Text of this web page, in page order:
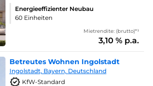
Energieeffizienter Neubau
60 Einheiten
Mietrendite: (brutto)*¹
3,10 % p.a.
Betreutes Wohnen Ingolstadt
Ingolstadt, Bayern, Deutschland
KfW-Standard